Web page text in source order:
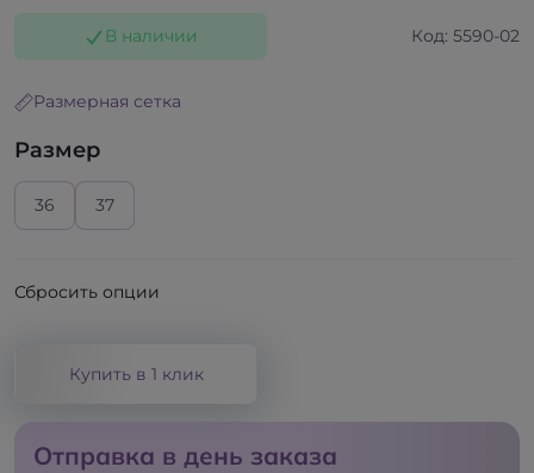
В наличии Код: 5590-02
Размерная сетка
Размер
36 37
Сбросить опции
Купить в 1 клик
Отправка в день заказа